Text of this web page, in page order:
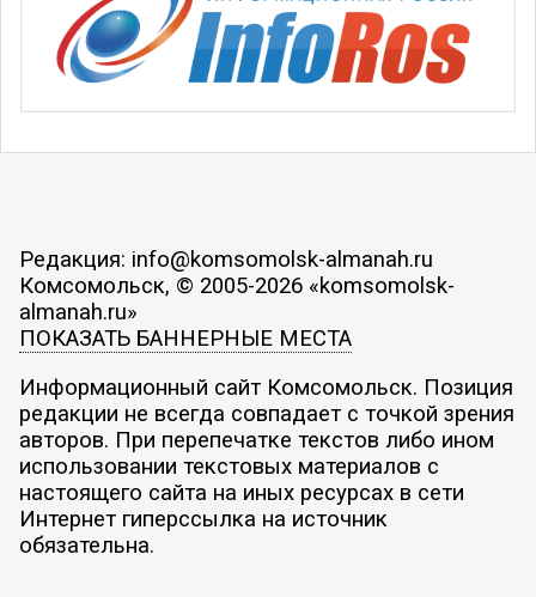
Редакция: info@komsomolsk-almanah.ru
Комсомольск, © 2005-2026 «komsomolsk-
almanah.ru»
ПОКАЗАТЬ БАННЕРНЫЕ МЕСТА
Информационный сайт Комсомольск. Позиция
редакции не всегда совпадает с точкой зрения
авторов. При перепечатке текстов либо ином
использовании текстовых материалов с
настоящего сайта на иных ресурсах в сети
Интернет гиперссылка на источник
обязательна.